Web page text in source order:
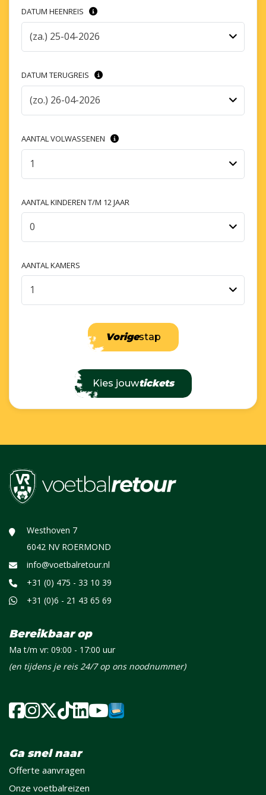
DATUM HEENREIS
(za.) 25-04-2026
DATUM TERUGREIS
(zo.) 26-04-2026
AANTAL VOLWASSENEN
1
AANTAL KINDEREN T/M 12 JAAR
0
AANTAL KAMERS
1
Vorigestap
Kies jouwtickets
Westhoven 7
6042 NV ROERMOND
info@voetbalretour.nl
+31 (0) 475 - 33 10 39
+31 (0)6 - 21 43 65 69
Bereikbaar op
Ma t/m vr: 09:00 - 17:00 uur
(en tijdens je reis 24/7 op ons noodnummer)
Ga snel naar
Offerte aanvragen
Onze voetbalreizen